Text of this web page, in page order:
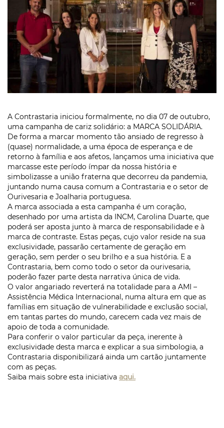
A Contrastaria iniciou formalmente, no dia 07 de outubro,
uma campanha de cariz solidário: a MARCA SOLIDÁRIA.
De forma a marcar momento tão ansiado de regresso à
(quase) normalidade, a uma época de esperança e de
retorno à família e aos afetos, lançamos uma iniciativa que
marcasse este período ímpar da nossa história e
simbolizasse a união fraterna que decorreu da pandemia,
juntando numa causa comum a Contrastaria e o setor de
Ourivesaria e Joalharia portuguesa.
A marca associada a esta campanha é um coração,
desenhado por uma artista da INCM, Carolina Duarte, que
poderá ser aposta junto à marca de responsabilidade e à
marca de contraste. Estas peças, cujo valor reside na sua
exclusividade, passarão certamente de geração em
geração, sem perder o seu brilho e a sua história. E a
Contrastaria, bem como todo o setor da ourivesaria,
poderão fazer parte desta narrativa única de vida.
O valor angariado reverterá na totalidade para a AMI –
Assistência Médica Internacional, numa altura em que as
famílias em situação de vulnerabilidade e exclusão social,
em tantas partes do mundo, carecem cada vez mais de
apoio de toda a comunidade.
Para conferir o valor particular da peça, inerente à
exclusividade desta marca e explicar a sua simbologia, a
Contrastaria disponibilizará ainda um cartão juntamente
com as peças.
Saiba mais sobre esta iniciativa aqui.